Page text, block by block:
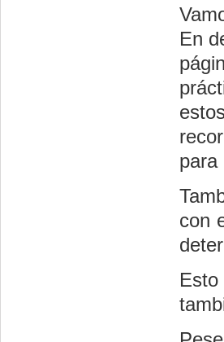
En
para
con